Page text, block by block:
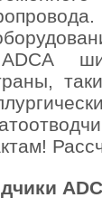
ADCA